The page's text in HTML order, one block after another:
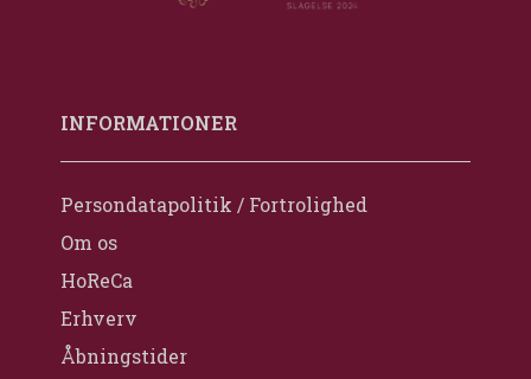
INFORMATIONER
Persondatapolitik / Fortrolighed
Om os
HoReCa
Erhverv
Åbningstider